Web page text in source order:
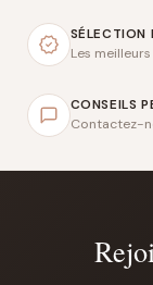
SÉLECTION
Les
CONSEILS
Contactez-